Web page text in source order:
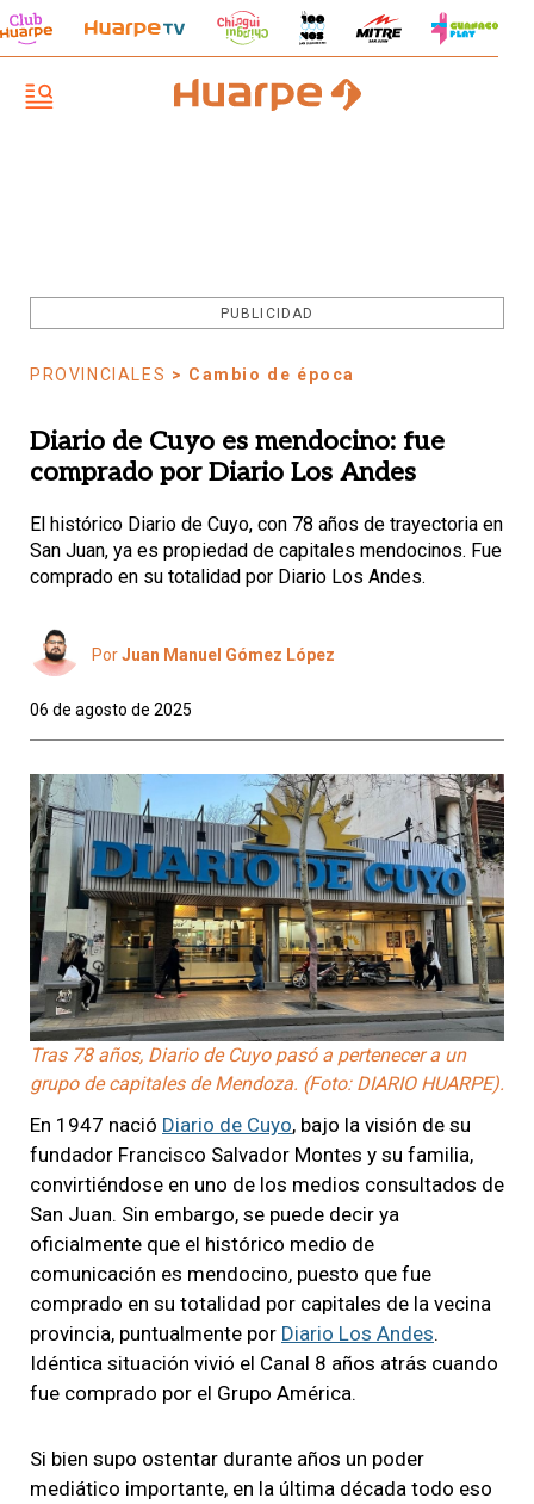
PUBLICIDAD
PROVINCIALES > Cambio de época
Diario de Cuyo es mendocino: fue
comprado por Diario Los Andes
El histórico Diario de Cuyo, con 78 años de trayectoria en
San Juan, ya es propiedad de capitales mendocinos. Fue
comprado en su totalidad por Diario Los Andes.
PorJuan Manuel Gómez López
06 de agosto de 2025
Tras 78 años, Diario de Cuyo pasó a pertenecer a un
grupo de capitales de Mendoza. (Foto: DIARIO HUARPE).
En 1947 nació Diario de Cuyo, bajo la visión de su
fundador Francisco Salvador Montes y su familia,
convirtiéndose en uno de los medios consultados de
San Juan. Sin embargo, se puede decir ya
oficialmente que el histórico medio de
comunicación es mendocino, puesto que fue
comprado en su totalidad por capitales de la vecina
provincia, puntualmente por Diario Los Andes.
Idéntica situación vivió el Canal 8 años atrás cuando
fue comprado por el Grupo América.
Si bien supo ostentar durante años un poder
mediático importante, en la última década todo eso